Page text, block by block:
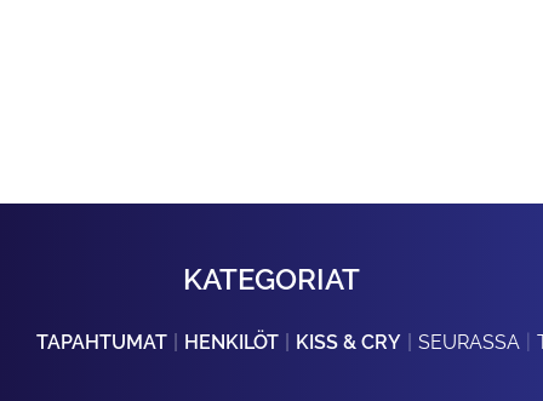
KATEGORIAT
TAPAHTUMAT HENKILÖT KISS & CRY SEURASSA